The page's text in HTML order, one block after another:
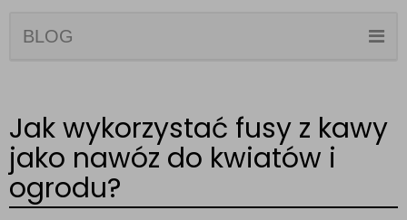
BLOG
Jak wykorzystać fusy z kawy
jako nawóz do kwiatów i
ogrodu?